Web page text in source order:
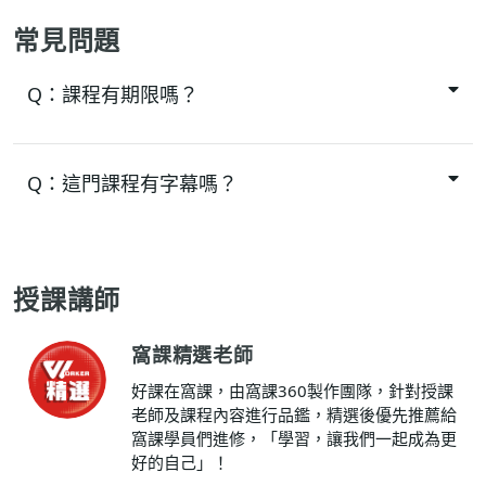
常見問題
Q： 課程有期限嗎？
Q： 這門課程有字幕嗎？
授課講師
窩課精選老師
好課在窩課，由窩課360製作團隊，針對授課
老師及課程內容進行品鑑，精選後優先推薦給
窩課學員們進修，「學習，讓我們一起成為更
好的自己」！